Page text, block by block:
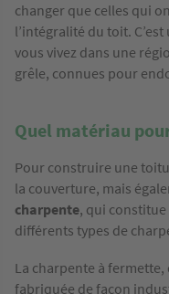
changer que celles qui
l’intégralité du toit.
vous vivez dans une
grêle, connues pour
Quel matériau
Pour construire une
la couverture, mais
charpente, qui
différents types de
La charpente à
fabriquée de façon